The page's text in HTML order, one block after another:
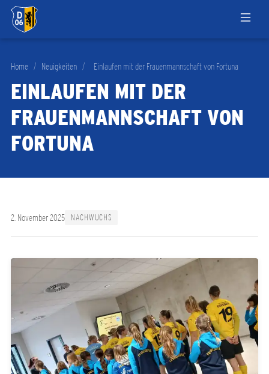
Home / Neuigkeiten / Einlaufen mit der Frauenmannschaft von Fortuna
EINLAUFEN MIT DER
FRAUENMANNSCHAFT VON
FORTUNA
2. November 2025 NACHWUCHS